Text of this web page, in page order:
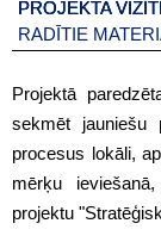
PROJEKTA
RADĪTIE
Projektā
sekmēt jauniešu
procesus lokāli,
mērķu
projektu